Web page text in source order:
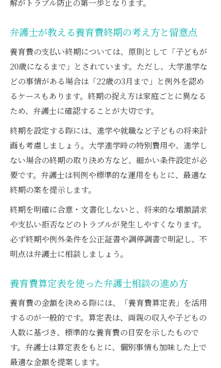
解がトラブル防止の第一歩となります。
弁護士が教える養育費終期の考え方と留意点
養育費の支払い終期については、原則として「子どもが
20歳になるまで」とされています。ただし、大学進学な
どの事情がある場合は「22歳の3月まで」と例外を認め
るケースもあります。終期の捉え方は家庭ごとに異なる
ため、弁護士に確認することが大切です。
終期を設定する際には、進学や就職など子どもの将来計
画も考慮しましょう。大学進学時の特別費用や、進学し
ない場合の終期の取り決め方など、細かい条件設定が必
要です。弁護士は判例や標準的な運用をもとに、最適な
終期の案を提示します。
終期を明確に合意・文書化しないと、将来的な増額請求
や支払い拒否などのトラブルが発生しやすくなります。
必ず終期や例外条件を公正証書や調停調書で明記し、不
明点は弁護士に相談しましょう。
養育費算定表を使った弁護士相談の進め方
養育費の金額を決める際には、「養育費算定表」を活用
するのが一般的です。算定表は、両親の収入や子どもの
人数に基づき、標準的な養育費の目安を示したもので
す。弁護士は算定表をもとに、個別事情も加味した上で
最適な金額を提案します。